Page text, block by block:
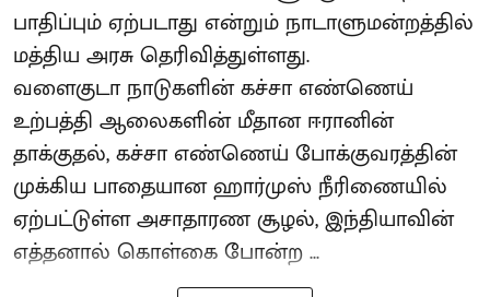
பாதிப்பும் ஏற்படாது என்றும் நாடாளுமன்றத்தில்
மத்திய அரசு தெரிவித்துள்ளது.
வளைகுடா நாடுகளின் கச்சா எண்ணெய்
உற்பத்தி ஆலைகளின் மீதான ஈரானின்
தாக்குதல், கச்சா எண்ணெய் போக்குவரத்தின்
முக்கிய பாதையான ஹார்முஸ் நீரிணையில்
ஏற்பட்டுள்ள அசாதாரண சூழல், இந்தியாவின்
எத்தனால் கொள்கை போன்ற ...